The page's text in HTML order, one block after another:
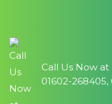
Call Us Now at
01602-268405,